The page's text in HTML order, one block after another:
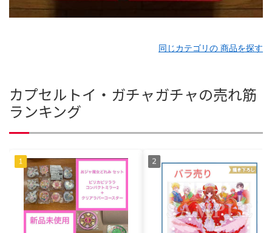
同じカテゴリの 商品を探す
カプセルトイ・ガチャガチャの売れ筋
ランキング